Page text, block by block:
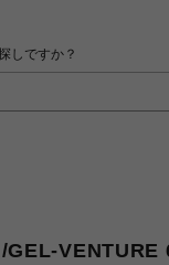
GEL-VENTURE